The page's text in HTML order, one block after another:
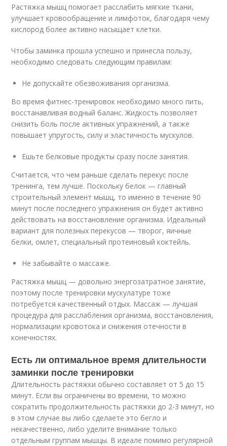
Растяжка мышц помогает расслабить мягкие ткани,
улучшает кровообращение и лимфоток, благодаря чему
кислород более активно насыщает клетки.
Чтобы заминка прошла успешно и принесла пользу,
необходимо следовать следующим правилам:
Не допускайте обезвоживания организма.
Во время фитнес-тренировок необходимо много пить,
восстанавливая водный баланс. Жидкость позволяет
снизить боль после активных упражнений, а также
повышает упругость, силу и эластичность мускулов.
Ешьте белковые продукты сразу после занятия.
Считается, что чем раньше сделать перекус после
тренинга, тем лучше. Поскольку белок — главный
строительный элемент мышц, то именно в течение 90
минут после последнего упражнения он будет активно
действовать на восстановление организма. Идеальный
вариант для полезных перекусов — творог, яичные
белки, омлет, специальный протеиновый коктейль.
Не забывайте о массаже.
Растяжка мышц — довольно энергозатратное занятие,
поэтому после тренировки мускулатуре тоже
потребуется качественный отдых. Массаж — лучшая
процедура для расслабления организма, восстановления,
нормализации кровотока и снижения отечности в
конечностях.
Есть ли оптимальное время длительности
заминки после тренировки
Длительность растяжки обычно составляет от 5 до 15
минут. Если вы ограничены во времени, то можно
сократить продолжительность растяжки до 2-3 минут, но
в этом случае вы либо сделаете это бегло и
некачественно, либо уделите внимание только
отдельным группам мышцы. В идеале помимо регулярной